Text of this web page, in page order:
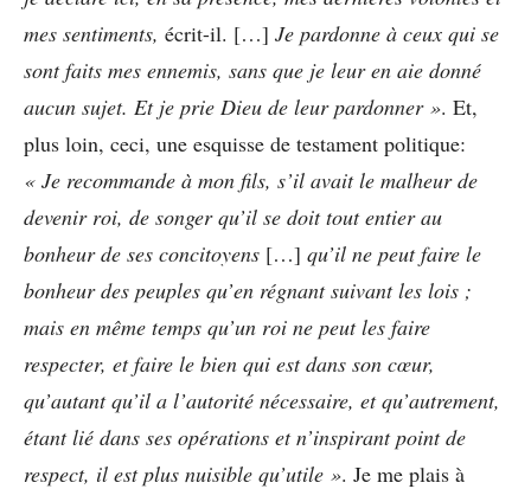
mes sentiments, écrit-il. […] Je pardonne à ceux qui se
sont faits mes ennemis, sans que je leur en aie donné
aucun sujet. Et je prie Dieu de leur pardonner ». Et,
plus loin, ceci, une esquisse de testament politique:
« Je recommande à mon fils, s’il avait le malheur de
devenir roi, de songer qu’il se doit tout entier au
bonheur de ses concitoyens […] qu’il ne peut faire le
bonheur des peuples qu’en régnant suivant les lois ;
mais en même temps qu’un roi ne peut les faire
respecter, et faire le bien qui est dans son cœur,
qu’autant qu’il a l’autorité nécessaire, et qu’autrement,
étant lié dans ses opérations et n’inspirant point de
respect, il est plus nuisible qu’utile ». Je me plais à